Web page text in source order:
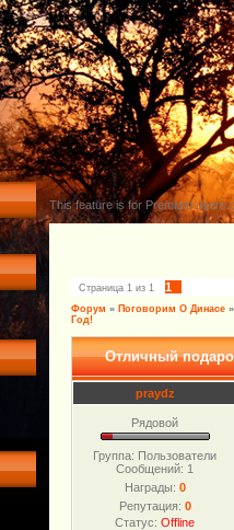
This feature is for Premium users
Страница 1 из 1 1
Форум » Поговорим О Динасе »
Год!
Отличный
praydz
Рядовой
Группа: Пользователи
Сообщений: 1
Награды: 0
Репутация: 0
Статус:Offline